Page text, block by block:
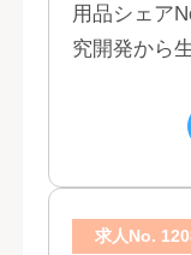
用品シェア
究開発から
で、情報の
求人No.